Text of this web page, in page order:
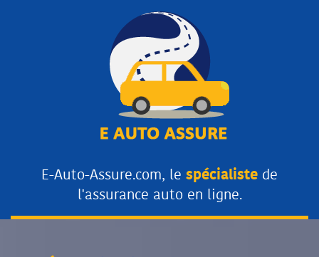
E-Auto-Assure.com, le spécialiste de
l'assurance auto en ligne.